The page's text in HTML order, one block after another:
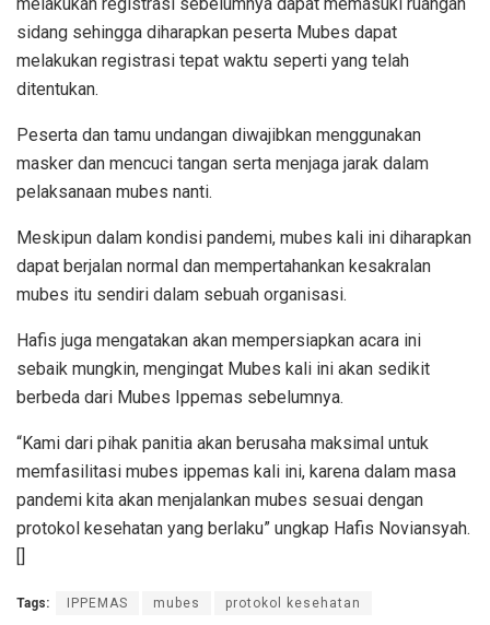
sidang sehingga diharapkan peserta Mubes dapat
melakukan registrasi tepat waktu seperti yang telah
ditentukan.
Peserta dan tamu undangan diwajibkan menggunakan
masker dan mencuci tangan serta menjaga jarak dalam
pelaksanaan mubes nanti.
Meskipun dalam kondisi pandemi, mubes kali ini diharapkan
dapat berjalan normal dan mempertahankan kesakralan
mubes itu sendiri dalam sebuah organisasi.
Hafis juga mengatakan akan mempersiapkan acara ini
sebaik mungkin, mengingat Mubes kali ini akan sedikit
berbeda dari Mubes Ippemas sebelumnya.
“Kami dari pihak panitia akan berusaha maksimal untuk
memfasilitasi mubes ippemas kali ini, karena dalam masa
pandemi kita akan menjalankan mubes sesuai dengan
protokol kesehatan yang berlaku” ungkap Hafis Noviansyah.
[]
Tags: IPPEMAS mubes protokol kesehatan